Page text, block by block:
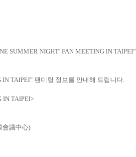
SUMMER NIGHT’ FAN MEETING IN TAIPEI”
IN TAIPEI” 팬미팅 정보를 안내해 드립니다.
IN TAIPEI>
會議中心)